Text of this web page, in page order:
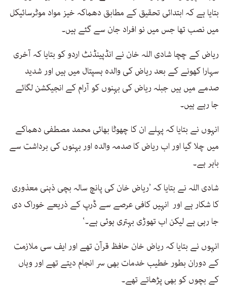
بتایا ہے کہ ابتدائی تحقیق کے مطابق دھماکہ خیز مواد موٹرسائیکل
میں نصب تھا جس میں نو افراد جان سے گئے ہیں۔
ریاض کے چچا شادی اللہ خان نے انڈپینڈنٹ اردو کو بتایا کہ آخری
سہارا کھونے کے بعد ریاض کی والدہ ہسپتال میں ہیں اور شدید
صدمے میں ہیں جبلہ ریاض کی بہنوں کو آرام کے انجیکشن لگائے
جا رہے ہیں۔
انہوں نے بتایا کہ پہلے ان کا چھوٹا بھائی محمد مصطفی دھماکے
میں چلا گیا اور اب ریاض کا صدمہ والدہ اور بہنوں کی برداشت سے
باہر ہے۔
شادی اللہ نے بتایا کہ ’ریاض خان کی پانچ سالہ بچی ذہنی معذوری
کا شکار ہے اور انہیں کافی عرصے سے ڈرپ کے ذریعے خوراک دی
جا رہی ہے لیکن اب تھوڑی بہتری ہوئی ہے۔‘
انہوں نے بتایا کہ ریاض خان حافظ قرآن تھے اور ایف سی ملازمت
کے دوران بطور خطیب خدمات بھی سر انجام دیتے تھے اور وہاں
کے بچوں کو بھی پڑھاتے تھے۔